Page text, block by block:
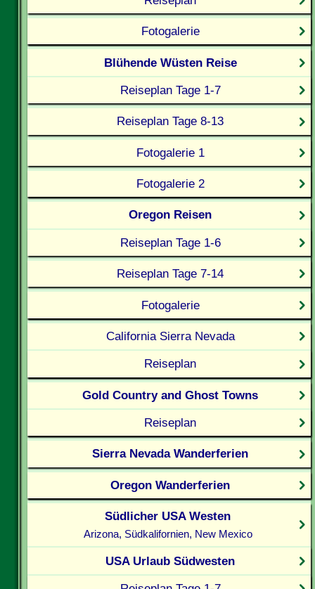
Fotogalerie
Blühende Wüsten Reise
Reiseplan Tage 1-7
Reiseplan Tage 8-13
Fotogalerie 1
Fotogalerie 2
Oregon Reisen
Reiseplan Tage 1-6
Reiseplan Tage 7-14
Fotogalerie
California Sierra Nevada
Reiseplan
Gold Country and Ghost Towns
Reiseplan
Sierra Nevada Wanderferien
Oregon Wanderferien
Südlicher USA Westen
Arizona, Südkalifornien, New Mexico
USA Urlaub Südwesten